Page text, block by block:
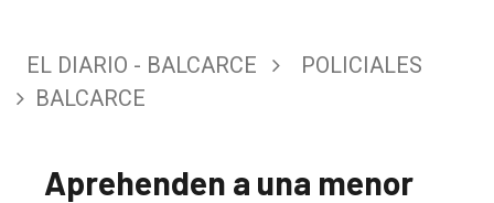
EL DIARIO - BALCARCE
POLICIALES
BALCARCE
Aprehenden a una menor